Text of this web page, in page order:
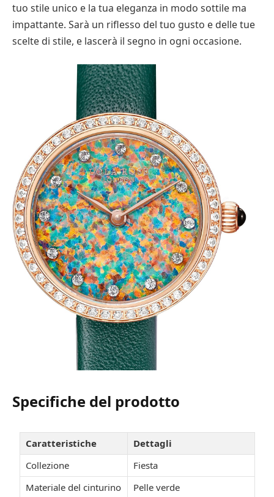
tuo stile unico e la tua eleganza in modo sottile ma
impattante. Sarà un riflesso del tuo gusto e delle tue
scelte di stile, e lascerà il segno in ogni occasione.
Specifiche del prodotto
Caratteristiche
Dettagli
Collezione
Fiesta
Materiale del cinturino
Pelle verde